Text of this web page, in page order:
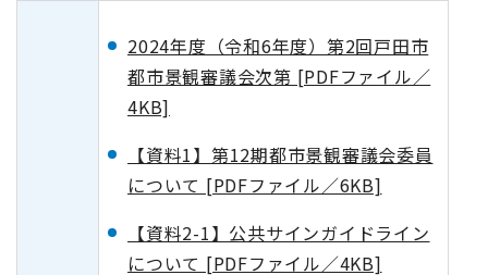
2024年度（令和6年度）第2回戸田市
都市景観審議会次第 [PDFファイル／
4KB]
【資料1】第12期都市景観審議会委員
について [PDFファイル／6KB]
【資料2-1】公共サインガイドライン
について [PDFファイル／4KB]